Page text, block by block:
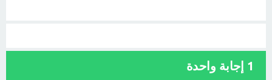
1 إجابة واحدة